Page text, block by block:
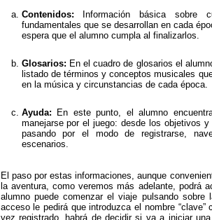
Contenidos: Información básica sobre
fundamentales que se desarrollan en cada
espera que el alumno cumpla al finalizarlos.
Glosarios: En el cuadro de glosarios el
listado de términos y conceptos musicales
en la música y circunstancias de cada época.
Ayuda: En este punto, el alumno
manejarse por el juego: desde los objetivos
pasando por el modo de registrarse,
escenarios.
El paso por estas informaciones, aunque
la aventura, como veremos más adelante, podrá
alumno puede comenzar el viaje pulsando
acceso le pedirá que introduzca el nombre
vez registrado, habrá de decidir si va a iniciar